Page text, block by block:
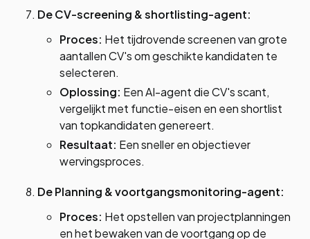
De CV-screening & shortlisting-agent:
Proces: Het tijdrovende screenen van grote
aantallen CV's om geschikte kandidaten te
selecteren.
Oplossing: Een AI-agent die CV's scant,
vergelijkt met functie-eisen en een shortlist
van topkandidaten genereert.
Resultaat: Een sneller en objectiever
wervingsproces.
De Planning & voortgangsmonitoring-agent:
Proces: Het opstellen van projectplanningen
en het bewaken van de voortgang op de